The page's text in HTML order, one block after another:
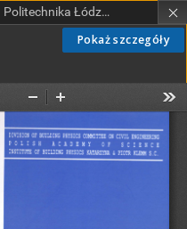
Pokaż szczegóły
Politechnika Łódzka. Katedra Fizyki Budowli i Materiałów Budowlanych.